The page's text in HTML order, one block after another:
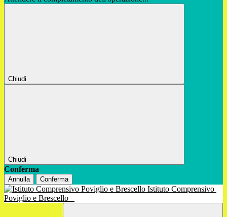
Chiudi
Chiudi
Conferma
Annulla Conferma
Istituto Comprensivo
Poviglio e Brescello